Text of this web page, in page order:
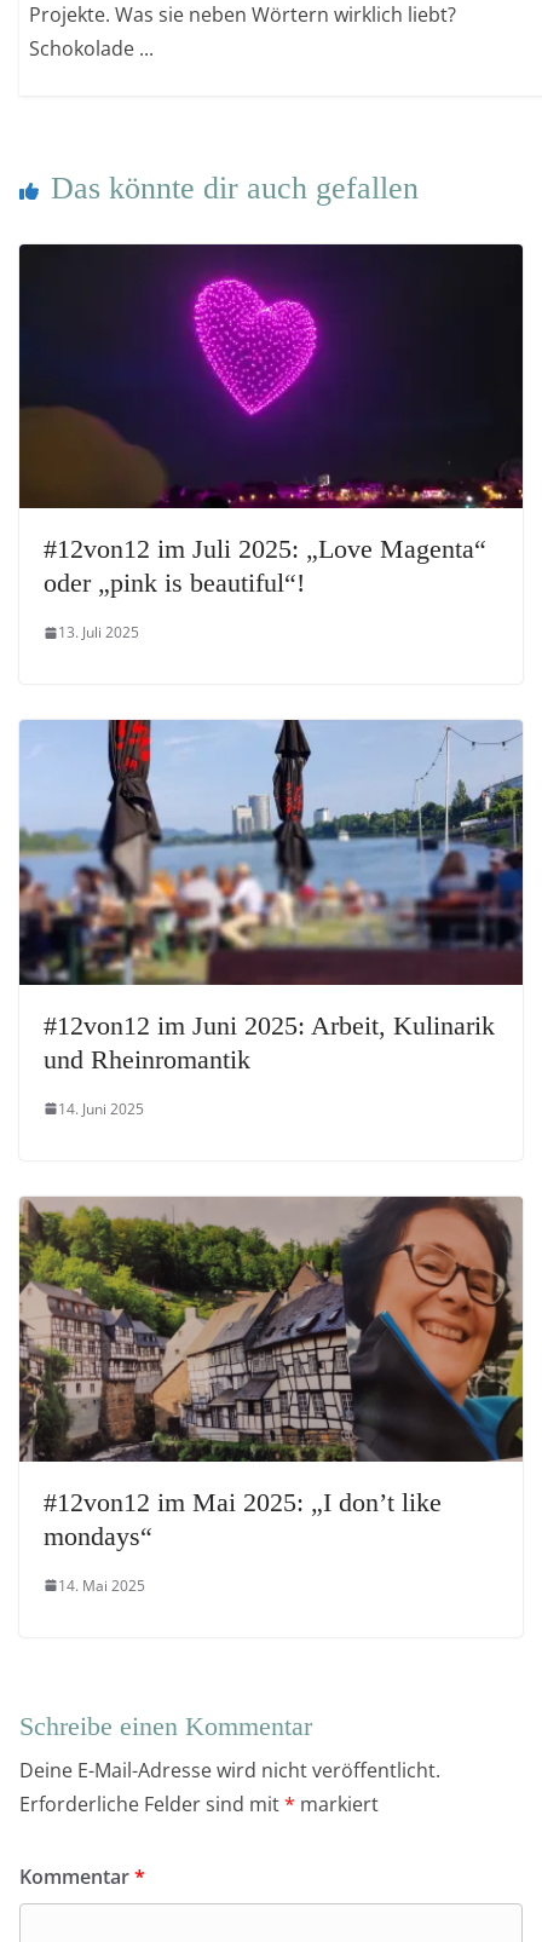
Projekte. Was sie neben Wörtern wirklich liebt?
Schokolade ...
Das könnte dir auch gefallen
#12von12 im Juli 2025: „Love Magenta“
oder „pink is beautiful“!
13. Juli 2025
#12von12 im Juni 2025: Arbeit, Kulinarik
und Rheinromantik
14. Juni 2025
#12von12 im Mai 2025: „I don’t like
mondays“
14. Mai 2025
Schreibe einen Kommentar
Deine E-Mail-Adresse wird nicht veröffentlicht.
Erforderliche Felder sind mit* markiert
Kommentar*